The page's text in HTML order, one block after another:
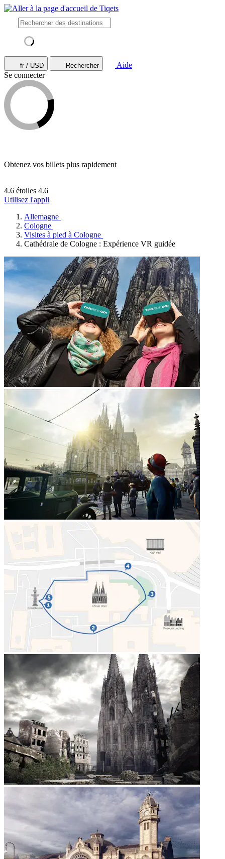
fr / USD Rechercher
Aide
Se connecter
Obtenez vos billets plus rapidement
4.6 étoiles 4.6
Utilisez l'appli
Allemagne
Cologne
Visites à pied à Cologne
Cathédrale de Cologne : Expérience VR guidée